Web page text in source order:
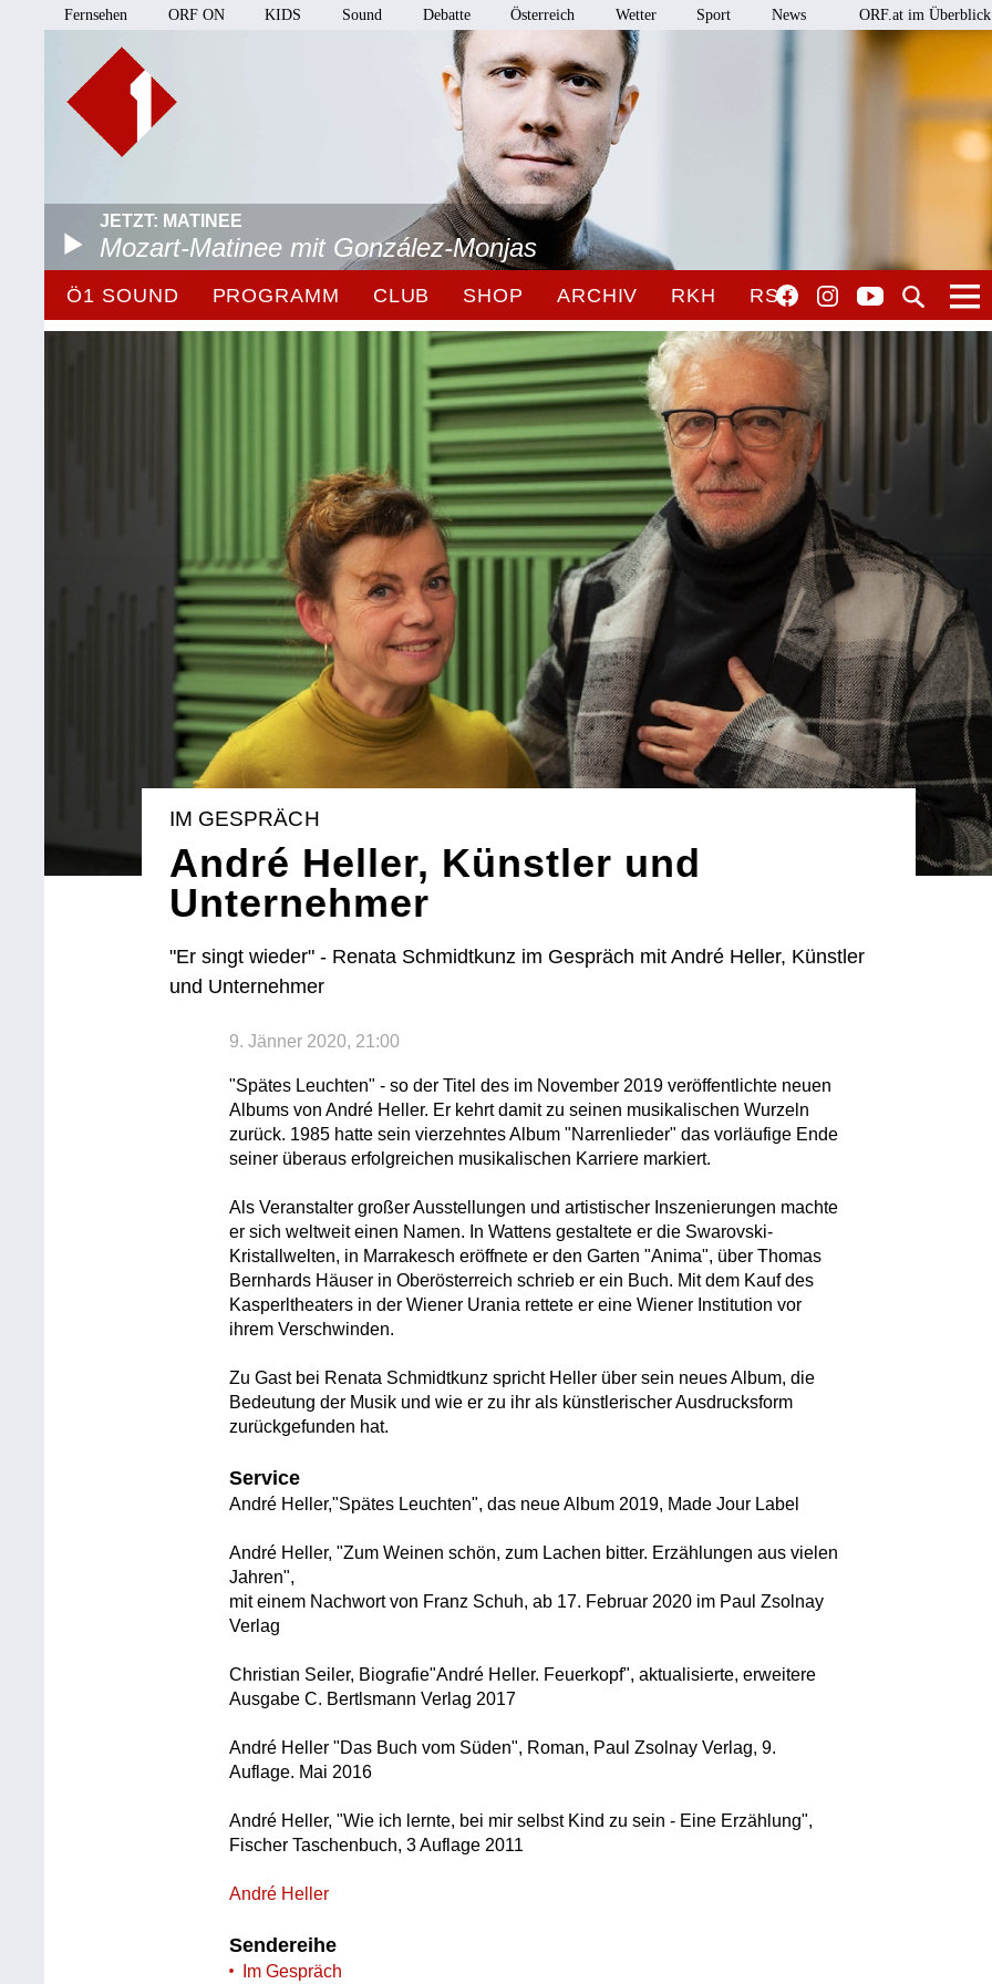
Fernsehen ORF ON KIDS Sound Debatte Österreich Wetter Sport News ORF.at im Überblick
JETZT: MATINEE
Mozart-Matinee mit González-Monjas
Ö1 SOUND PROGRAMM CLUB SHOP ARCHIV RKH RSO
IM GESPRÄCH
André Heller, Künstler und
Unternehmer
"Er singt wieder" - Renata Schmidtkunz im Gespräch mit André Heller, Künstler
und Unternehmer
9. Jänner 2020, 21:00
"Spätes Leuchten" - so der Titel des im November 2019 veröffentlichte neuen
Albums von André Heller. Er kehrt damit zu seinen musikalischen Wurzeln
zurück. 1985 hatte sein vierzehntes Album "Narrenlieder" das vorläufige Ende
seiner überaus erfolgreichen musikalischen Karriere markiert.
Als Veranstalter großer Ausstellungen und artistischer Inszenierungen machte
er sich weltweit einen Namen. In Wattens gestaltete er die Swarovski-
Kristallwelten, in Marrakesch eröffnete er den Garten "Anima", über Thomas
Bernhards Häuser in Oberösterreich schrieb er ein Buch. Mit dem Kauf des
Kasperltheaters in der Wiener Urania rettete er eine Wiener Institution vor
ihrem Verschwinden.
Zu Gast bei Renata Schmidtkunz spricht Heller über sein neues Album, die
Bedeutung der Musik und wie er zu ihr als künstlerischer Ausdrucksform
zurückgefunden hat.
Service
André Heller,"Spätes Leuchten", das neue Album 2019, Made Jour Label
André Heller, "Zum Weinen schön, zum Lachen bitter. Erzählungen aus vielen
Jahren",
mit einem Nachwort von Franz Schuh, ab 17. Februar 2020 im Paul Zsolnay
Verlag
Christian Seiler, Biografie"André Heller. Feuerkopf", aktualisierte, erweitere
Ausgabe C. Bertlsmann Verlag 2017
André Heller "Das Buch vom Süden", Roman, Paul Zsolnay Verlag, 9.
Auflage. Mai 2016
André Heller, "Wie ich lernte, bei mir selbst Kind zu sein - Eine Erzählung",
Fischer Taschenbuch, 3 Auflage 2011
André Heller
Sendereihe
Im Gespräch